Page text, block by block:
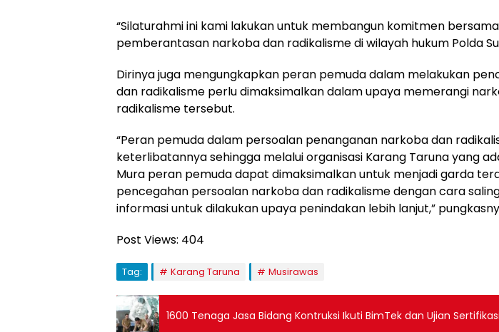
“Silaturahmi ini kami lakukan untuk membangun komitmen
pemberantasan narkoba dan radikalisme di wilayah hukum Polda
Dirinya juga mengungkapkan peran pemuda dalam melakukan
dan radikalisme perlu dimaksimalkan dalam upaya memerangi
radikalisme tersebut.
“Peran pemuda dalam persoalan penanganan narkoba dan
keterlibatannya sehingga melalui organisasi Karang Taruna yang
Mura peran pemuda dapat dimaksimalkan untuk menjadi garda
pencegahan persoalan narkoba dan radikalisme dengan cara
informasi untuk dilakukan upaya penindakan lebih lanjut,”
Post Views: 404
Tag: Karang Taruna Musirawas
1600 Tenaga Jasa Bidang Kontruksi Ikuti BimTek dan Ujian Sertifikasi